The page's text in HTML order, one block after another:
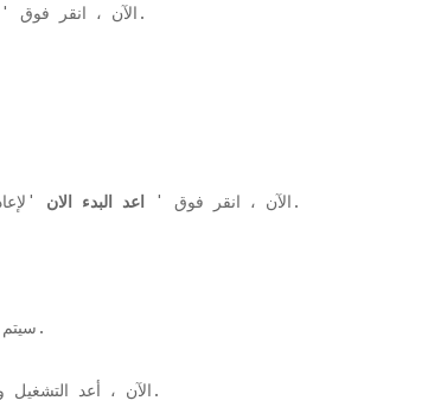
4. الآن ، انقر فوق ' 'لحفظ التغييرات على جهاز الكمبيوتر الخاص بك.
6. الآن ، انقر فوق ' اعد البدء الان 'لإعادة تشغيل جهاز الكمبيوتر الخاص بك لحفظ هذه الإعدادات.
سيتم إعادة تشغيل جهاز الكمبيوتر الخاص بك وسيتم تعطيل الميزة.
الآن ، أعد التشغيل وتحقق مرة أخرى من وقت تحميل جهاز الكمبيوتر الخاص بك.